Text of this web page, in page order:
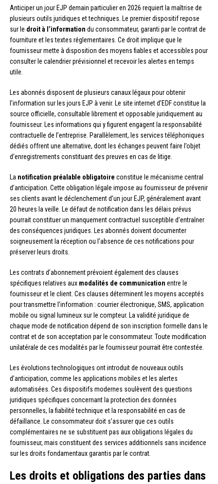
Anticiper un jour EJP demain particulier en 2026 requiert la maîtrise de
plusieurs outils juridiques et techniques. Le premier dispositif repose
sur le droit à l’information du consommateur, garanti par le contrat de
fourniture et les textes réglementaires. Ce droit implique que le
fournisseur mette à disposition des moyens fiables et accessibles pour
consulter le calendrier prévisionnel et recevoir les alertes en temps
utile.
Les abonnés disposent de plusieurs canaux légaux pour obtenir
l’information sur les jours EJP à venir. Le site internet d’EDF constitue la
source officielle, consultable librement et opposable juridiquement au
fournisseur. Les informations qui y figurent engagent la responsabilité
contractuelle de l’entreprise. Parallèlement, les services téléphoniques
dédiés offrent une alternative, dont les échanges peuvent faire l’objet
d’enregistrements constituant des preuves en cas de litige.
La notification préalable obligatoire constitue le mécanisme central
d’anticipation. Cette obligation légale impose au fournisseur de prévenir
ses clients avant le déclenchement d’un jour EJP, généralement avant
20 heures la veille. Le défaut de notification dans les délais prévus
pourrait constituer un manquement contractuel susceptible d’entraîner
des conséquences juridiques. Les abonnés doivent documenter
soigneusement la réception ou l’absence de ces notifications pour
préserver leurs droits.
Les contrats d’abonnement prévoient également des clauses
spécifiques relatives aux modalités de communication entre le
fournisseur et le client. Ces clauses déterminent les moyens acceptés
pour transmettre l’information : courrier électronique, SMS, application
mobile ou signal lumineux sur le compteur. La validité juridique de
chaque mode de notification dépend de son inscription formelle dans le
contrat et de son acceptation par le consommateur. Toute modification
unilatérale de ces modalités par le fournisseur pourrait être contestée.
Les évolutions technologiques ont introduit de nouveaux outils
d’anticipation, comme les applications mobiles et les alertes
automatisées. Ces dispositifs modernes soulèvent des questions
juridiques spécifiques concernant la protection des données
personnelles, la fiabilité technique et la responsabilité en cas de
défaillance. Le consommateur doit s’assurer que ces outils
complémentaires ne se substituent pas aux obligations légales du
fournisseur, mais constituent des services additionnels sans incidence
sur les droits fondamentaux garantis par le contrat.
Les droits et obligations des parties dans